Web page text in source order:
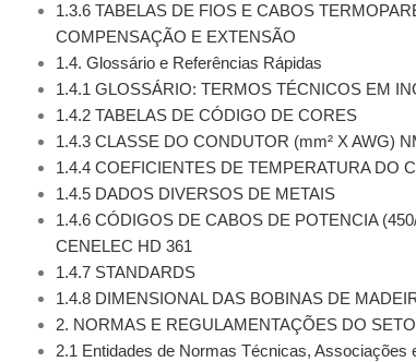
1.3.6 TABELAS DE FIOS E CABOS
COMPENSAÇÃO E EXTENSÃO
1.4. Glossário e Referências Rápidas
1.4.1 GLOSSÁRIO: TERMOS TÉCNICOS EM
1.4.2 TABELAS DE CÓDIGO DE CORES
1.4.3 CLASSE DO CONDUTOR (mm² X AWG)
1.4.4 COEFICIENTES DE TEMPERATURA DO
1.4.5 DADOS DIVERSOS DE METAIS
1.4.6 CÓDIGOS DE CABOS DE POTENCIA
CENELEC HD 361
1.4.7 STANDARDS
1.4.8 DIMENSIONAL DAS BOBINAS DE
2. NORMAS E REGULAMENTAÇÕES DO
2.1 Entidades de Normas Técnicas, Associações